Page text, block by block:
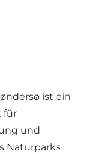
ist ein
für
und
Naturparks